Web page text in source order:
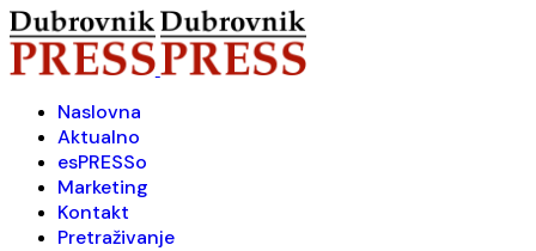
Naslovna
Aktualno
esPRESSo
Marketing
Kontakt
Pretraživanje